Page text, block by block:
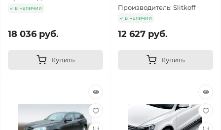
в наличии
18 036 руб.
Купить
Производитель: Slitkoff
в наличии
12 627 руб.
Купить